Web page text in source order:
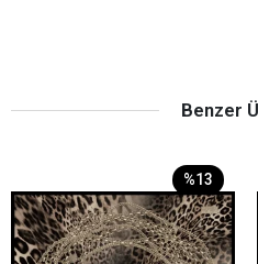
Benzer
%13